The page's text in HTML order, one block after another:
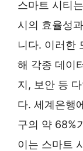
스마트 시티
시의 효율성
니다. 이러한
해 각종 데이
지, 보안 등
다. 세계은행
구의 약 68%
이는 스마트